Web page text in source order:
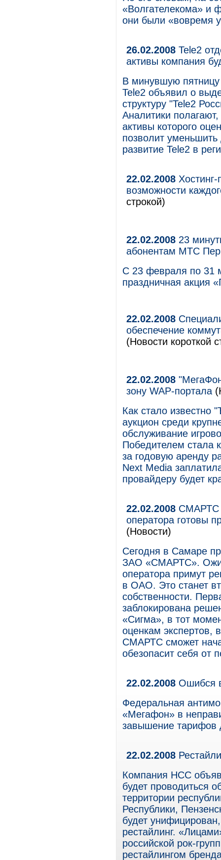
«Волгателекома»
они были «вовремя
26.02.2008 Tele2
активы компания
В минувшую
Tele2 объявил о
структуру "Tele2
Аналитики
активы которого
позволит уменьшить
развитие Tele2 в
22.02.2008
возможности
строкой)
22.02.2008 23
абонентам МТС
С 23 февраля по 31
праздничная акция
22.02.2008
обеспечение
(Новости короткой
22.02.2008
зону WAP-портала
Как стало известно
аукцион среди
обслуживание
Победителем стала
за годовую аренду
Next Media
провайдеру будет
22.02.2008 СМАРТС
оператора готовы
(Новости)
Cегодня в Cамаре
ЗАО «СМАРТС».
оператора примут
в ОАО. Это станет
собственности.
заблокирована
«Сигма», в тот
оценкам экспертов,
СМАРТС сможет
обезопасит себя от
22.02.2008 Ошибся
Федеральная
«Мегафон» в
завышение тарифов
22.02.2008
Компания НСС
будет проводиться
территории
Республики,
будет
рестайлинг.
российской рок-
рестайлингом